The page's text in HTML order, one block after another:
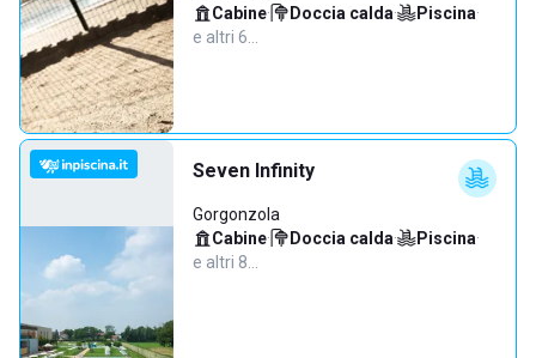
Cabine· Doccia calda· Piscina·
e altri 6…
Seven Infinity
Gorgonzola
Cabine· Doccia calda· Piscina·
e altri 8…